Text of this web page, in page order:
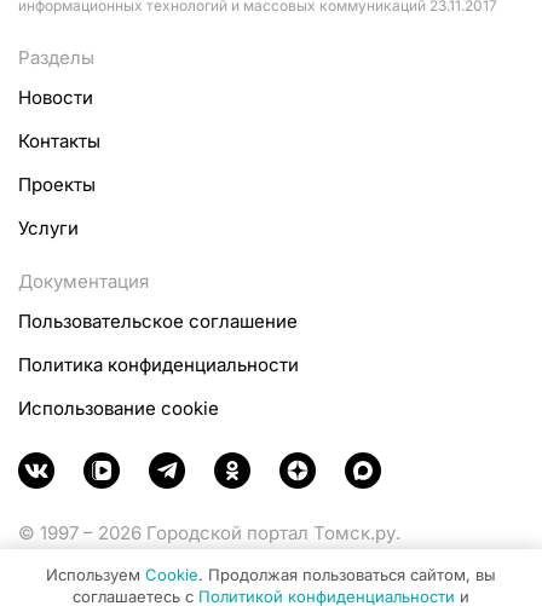
информационных технологий и массовых коммуникаций 23.11.2017
Разделы
Новости
Контакты
Проекты
Услуги
Документация
Пользовательское соглашение
Политика конфиденциальности
Использование cookie
© 1997 – 2026 Городской портал Томск.ру.
Министерства цифрового развития, связи и массовых
Используем Cookie. Продолжая пользоваться сайтом, вы
соглашаетесь с Политикой конфиденциальности и